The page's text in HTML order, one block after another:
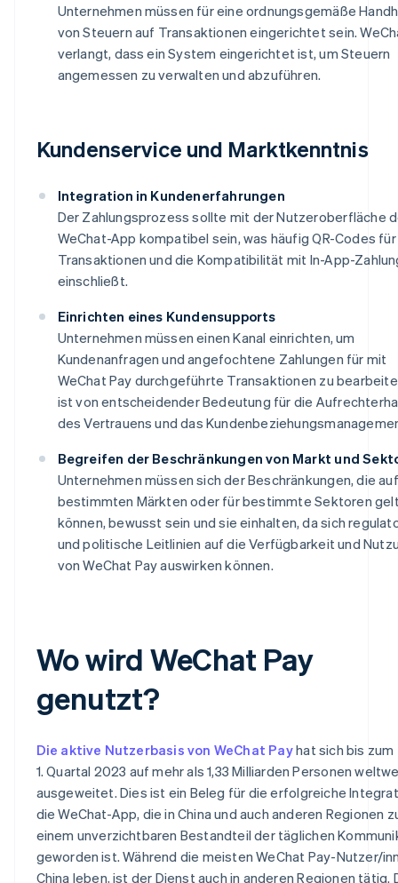
Unternehmen müssen für eine ordnungsgemäße
von Steuern auf Transaktionen eingerichtet sein.
verlangt, dass ein System eingerichtet ist, um Steuern
angemessen zu verwalten und abzuführen.
Kundenservice und Marktkenntnis
Integration in Kundenerfahrungen
Der Zahlungsprozess sollte mit der Nutzeroberfläche
WeChat-App kompatibel sein, was häufig QR-Codes für
Transaktionen und die Kompatibilität mit In-App-
einschließt.
Einrichten eines Kundensupports
Unternehmen müssen einen Kanal einrichten, um
Kundenanfragen und angefochtene Zahlungen für mit
WeChat Pay durchgeführte Transaktionen zu
ist von entscheidender Bedeutung für die
des Vertrauens und das
Begreifen der Beschränkungen von Markt und
Unternehmen müssen sich der Beschränkungen, die auf
bestimmten Märkten oder für bestimmte Sektoren
können, bewusst sein und sie einhalten, da sich
und politische Leitlinien auf die Verfügbarkeit und
von WeChat Pay auswirken können.
Wo wird WeChat Pay
genutzt?
Die aktive Nutzerbasis von WeChat Payhat sich bis zum
1. Quartal 2023 auf mehr als 1,33 Milliarden Personen
ausgeweitet. Dies ist ein Beleg für die erfolgreiche
die WeChat-App, die in China und auch anderen Regionen
einem unverzichtbaren Bestandteil der täglichen
geworden ist. Während die meisten WeChat Pay-Nutzer/
China leben, ist der Dienst auch in anderen Regionen tätig.